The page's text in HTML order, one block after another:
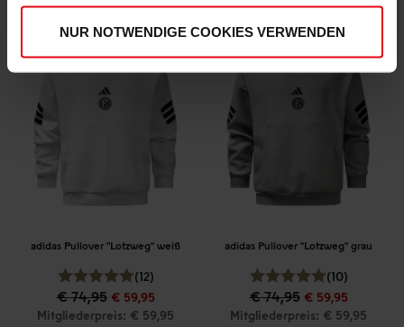
NUR NOTWENDIGE COOKIES VERWENDEN
adidas Pullover "Lotzweg" weiß
(12)
€ 74,95 € 59,95
Mitgliederpreis: € 59,95
adidas Pullover "Lotzweg" grau
(10)
€ 74,95 € 59,95
Mitgliederpreis: € 59,95